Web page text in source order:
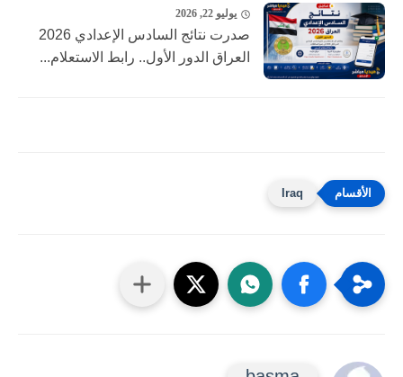
يوليو 22, 2026
صدرت نتائج السادس الإعدادي 2026
العراق الدور الأول.. رابط الاستعلام...
Iraq